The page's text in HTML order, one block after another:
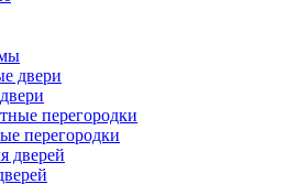
перегородки